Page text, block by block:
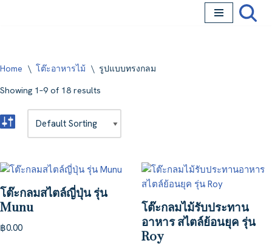
content
Home \ โต๊ะอาหารไม้ \ รูปแบบทรงกลม
Showing 1–9 of 18 results
โต๊ะกลมสไตล์ญี่ปุ่น รุ่น
Munu
฿0.00
โต๊ะกลมไม้รับประทาน
อาหาร สไตล์ย้อนยุค รุ่น
Roy